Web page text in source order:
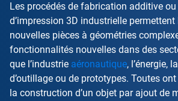
Les procédés de fabrication additive
d’impression 3D industrielle
nouvelles pièces à géométries
fonctionnalités nouvelles dans des
que l’industrie aéronautique, l’énergie,
d’outillage ou de prototypes. Toutes
la construction d’un objet par ajout de